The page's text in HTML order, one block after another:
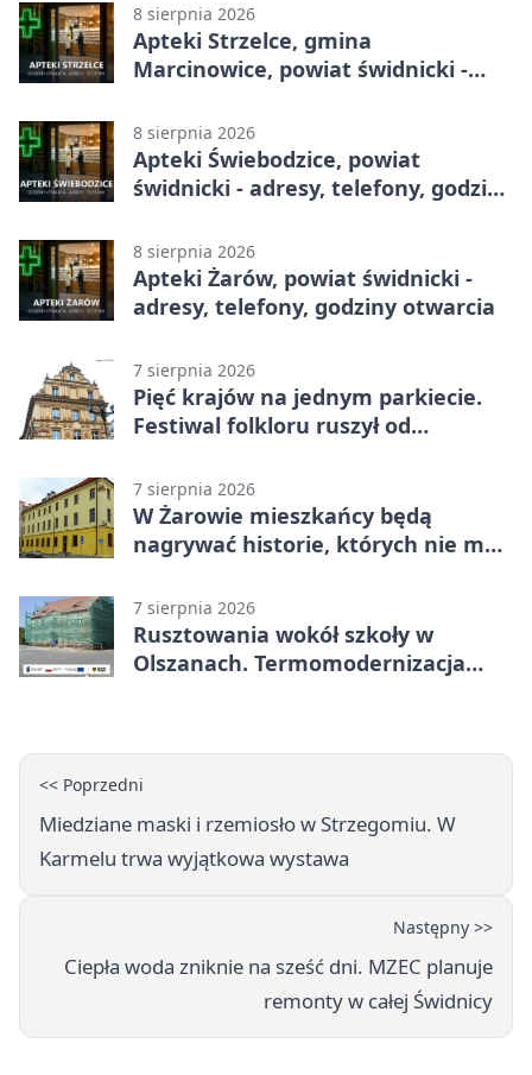
8 sierpnia 2026
Apteki Strzelce, gmina
Marcinowice, powiat świdnicki -
8 sierpnia 2026
Apteki Świebodzice, powiat
świdnicki - adresy, telefony, godziny
8 sierpnia 2026
Apteki Żarów, powiat świdnicki -
adresy, telefony, godziny otwarcia
7 sierpnia 2026
Pięć krajów na jednym parkiecie.
Festiwal folkloru ruszył od
7 sierpnia 2026
W Żarowie mieszkańcy będą
nagrywać historie, których nie ma
7 sierpnia 2026
Rusztowania wokół szkoły w
Olszanach. Termomodernizacja
<< Poprzedni
Miedziane maski i rzemiosło w Strzegomiu. W
Karmelu trwa wyjątkowa wystawa
Następny >>
Ciepła woda zniknie na sześć dni. MZEC planuje
remonty w całej Świdnicy